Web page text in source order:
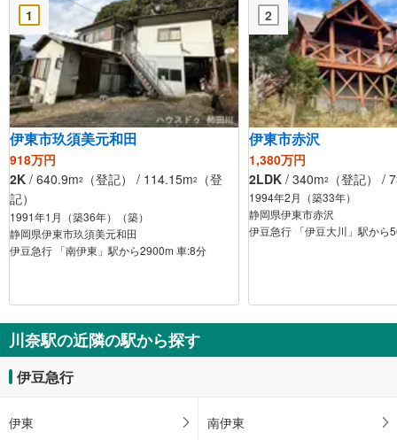
1
伊東市玖須美元和田
918万円
2K / 640.9m2 （登記） / 114.15m2
（登
記）
1991年1月（築36年）（築）
静岡県伊東市玖須美元和田
伊豆急行 「南伊東」駅から2900m 車:8分
2
伊東市赤沢
1,380万円
2LDK / 340m2 （登記） /
1994年2月（築33年）
静岡県伊東市赤沢
伊豆急行 「伊豆大川」駅から
川奈駅の近隣の駅から探す
伊豆急行
伊東 南伊東